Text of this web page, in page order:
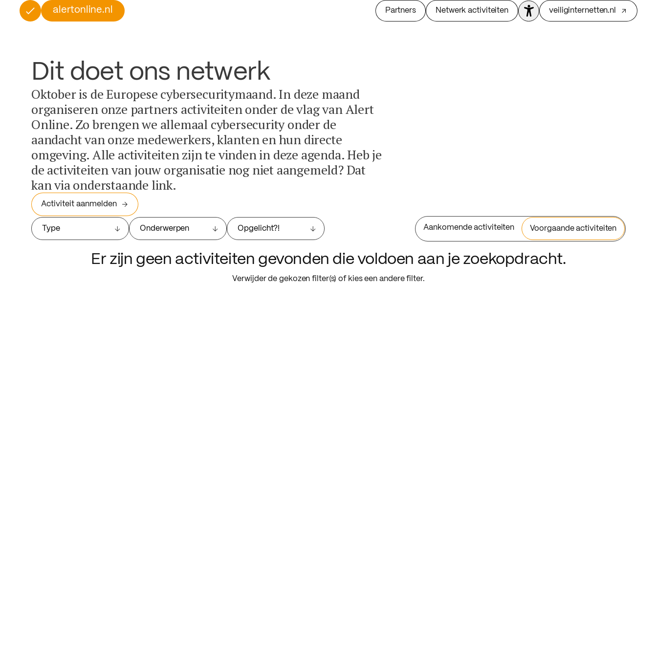
alertonline.nl Partners Netwerk activiteiten veiliginternetten.nl
Dit doet ons netwerk
Oktober is de Europese cybersecuritymaand. In deze maand
organiseren onze partners activiteiten onder de vlag van Alert
Online. Zo brengen we allemaal cybersecurity onder de
aandacht van onze medewerkers, klanten en hun directe
omgeving. Alle activiteiten zijn te vinden in deze agenda. Heb je
de activiteiten van jouw organisatie nog niet aangemeld? Dat
kan via onderstaande link.
Activiteit aanmelden
Type Onderwerpen Opgelicht?! Aankomende activiteiten Voorgaande activiteiten
Er zijn geen activiteiten gevonden die voldoen aan je zoekopdracht.
Verwijder de gekozen filter(s) of kies een andere filter.